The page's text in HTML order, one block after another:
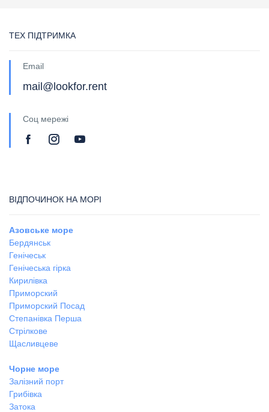
ТЕХ ПІДТРИМКА
Email
mail@lookfor.rent
Соц мережі
ВІДПОЧИНОК НА МОРІ
Азовське море
Бердянськ
Генічеськ
Генічеська гірка
Кирилівка
Приморский
Приморский Посад
Степанівка Перша
Стрілкове
Щасливцеве
Чорне море
Залізний порт
Грибівка
Затока